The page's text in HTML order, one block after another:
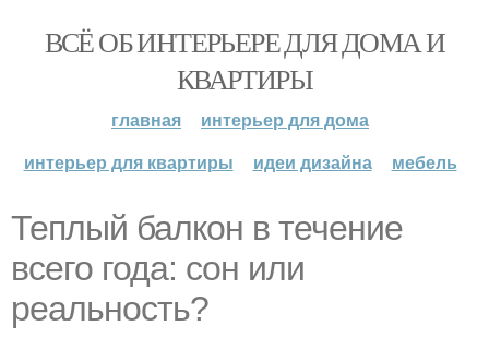
ВСЁ ОБ ИНТЕРЬЕРЕ ДЛЯ ДОМА И
КВАРТИРЫ
главная
интерьер для дома
интерьер для квартиры
идеи дизайна мебель
Теплый балкон в течение
всего года: сон или
реальность?